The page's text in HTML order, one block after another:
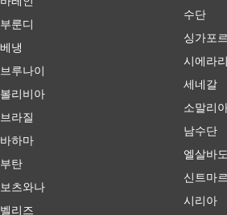
부룬디
베냉
브루나이
볼리비아
브라질
바하마
부탄
보츠와나
벨리즈
수단
싱가포르
시에라
세네갈
소말리
남수단
엘살바
신트마
시리아